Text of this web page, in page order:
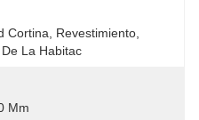
Cortina, Revestimiento,
La Habitac
Mm